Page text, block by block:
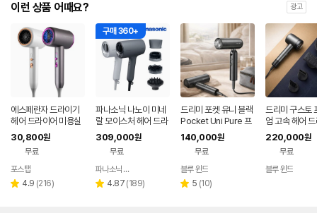
이런 상품 어때요? 광고
에스페란자 드라이기
헤어 드라이어 미용실
그레이 2400W
30,800원
무료
페이
포스탭
별 4.9 리
(216)
구매 360+
파나소닉 나노이 미네
랄 모이스처 헤어 드라
이어 수분 두피 스킨 케
어 모드 EH-NA0K
309,000원
무료
페이
파나소닉 공식판매점
별 4.87 리
(189)
드리미 포켓 유니 블랙
Pocket Uni Pure 프
리볼트 여행 접이식 10
0-240V
140,000원
무료
블루 윈드
별 5 리
(10)
드리미 구스토
엄 고속 헤어
그레이
220,000원
무료
블루 윈드